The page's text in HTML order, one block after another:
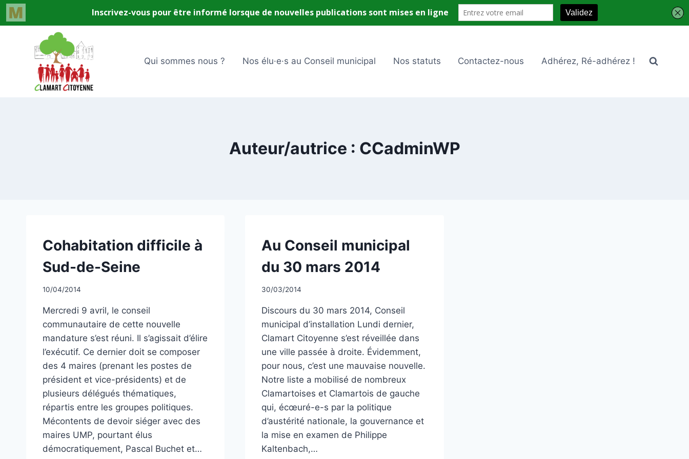
Qui sommes nous ? Nos élu·e·s au Conseil municipal Nos statuts Contactez-nous Adhérez, Ré-adhérez !
Auteur/autrice : CCadminWP
NON
CLASSÉ
Cohabitation difficile à
Sud-de-Seine
Par
10/04/2014
Mercredi 9 avril, le conseil
communautaire de cette nouvelle
mandature s’est réuni. Il s’agissait d’élire
l’exécutif. Ce dernier doit se composer
des 4 maires (prenant les postes de
président et vice-présidents) et de
plusieurs délégués thématiques,
répartis entre les groupes politiques.
Mécontents de devoir siéger avec des
maires UMP, pourtant élus
démocratiquement, Pascal Buchet et…
NON
CLASSÉ
Au Conseil municipal
du 30 mars 2014
Par
30/03/2014
Discours du 30 mars 2014, Conseil
municipal d’installation Lundi dernier,
Clamart Citoyenne s’est réveillée dans
une ville passée à droite. Évidemment,
pour nous, c’est une mauvaise nouvelle.
Notre liste a mobilisé de nombreux
Clamartoises et Clamartois de gauche
qui, écœuré-e-s par la politique
d’austérité nationale, la gouvernance et
la mise en examen de Philippe
Kaltenbach,…